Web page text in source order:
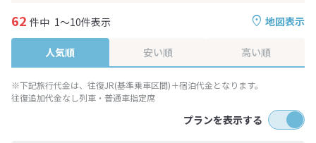
地図表示
62 件中 1～10件表示
人気順 安い順 高い順
※下記旅行代金は、往復JR(基準乗車区間)＋宿泊代金となります。
往復追加代金なし列車・普通車指定席
プランを表示する